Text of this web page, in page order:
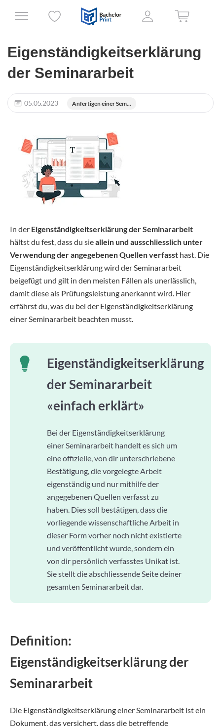
Eigenständigkeitserklärung
der Seminararbeit
05.05.2023 Anfertigen einer Sem...
In der Eigenständigkeitserklärung der Seminararbeit
hältst du fest, dass du sieallein und ausschliesslich unter
Verwendung der angegebenen Quellen verfasst hast. Die
Eigenständigkeitserklärung wird der Seminararbeit
beigefügt und gilt in den meisten Fällen als unerlässlich,
damit diese als Prüfungsleistung anerkannt wird. Hier
erfährst du, was du bei der Eigenständigkeitserklärung
einer Seminararbeit beachten musst.
Eigenständigkeitserklärung
der Seminararbeit
«einfach erklärt»
Bei der Eigenständigkeitserklärung
einer Seminararbeit handelt es sich um
eine offizielle, von dir unterschriebene
Bestätigung, die vorgelegte Arbeit
eigenständig und nur mithilfe der
angegebenen Quellen verfasst zu
haben. Dies soll bestätigen, dass die
vorliegende wissenschaftliche Arbeit in
dieser Form vorher noch nicht existierte
und veröffentlicht wurde, sondern ein
von dir persönlich verfasstes Unikat ist.
Sie stellt die abschliessende Seite deiner
gesamten Seminararbeit dar.
Definition:
Eigenständigkeitserklärung der
Seminararbeit
Die Eigenständigkeitserklärung einer Seminararbeit ist ein
Dokument, das versichert, dass die betreffende